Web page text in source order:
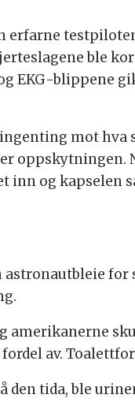
erfarne
ble
EKG-blippene
mot hva
oppskytningen.
inn og kapselen
amerikanerne
av.
den tida, ble